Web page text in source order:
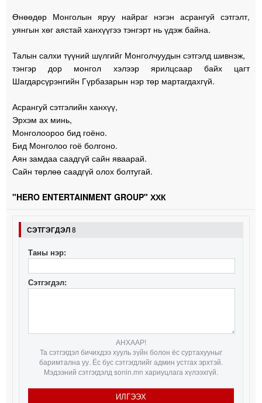
Өнөөдөр Монголын яруу найраг нэгэн асрангуй сэтгэлт,
уянгын хөг аястай ханхүүгээ тэнгэрт нь үдэж байна.
Талын салхи түүний шүлгийг Монголчуудын сэтгэлд шивнэж,
тэнгэр дор монгол хэлээр ярилцсаар байх цагт
Шагдарсүрэнгийн Гүрбазарын нэр төр мартагдахгүй.
Асрангуй сэтгэлийн ханхүү,
Эрхэм ах минь,
Монголоороо бид гоёно.
Бид Монголоо гоё болгоно.
Аян замдаа саадгүй сайн яваарай.
Сайн төрлөө саадгүй олох болтугай.
"HERO ENTERTAINMENT GROUP" ХХК
СЭТГЭГДЭЛ8
Таны нэр:
Сэтгэгдэл:
АНХААР!
Та сэтгэгдэл бичихдээ хууль зүйн болон ёс суртахууныг
баримтална уу. Ёс бус сэтгэгдлийг админ устгах эрхтэй.
Мэдээний сэтгэгдэлд sonin.mn хариуцлага хүлээхгүй.
ИЛГЭЭХ